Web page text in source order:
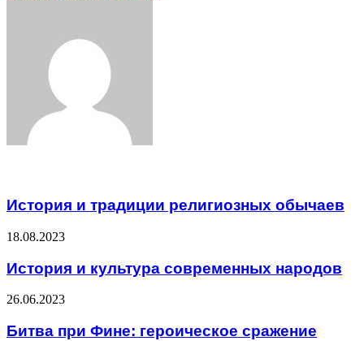
История и традиции религиозных обычаев
18.08.2023
История и культура современных народов
26.06.2023
Битва при Фине: героическое сражение